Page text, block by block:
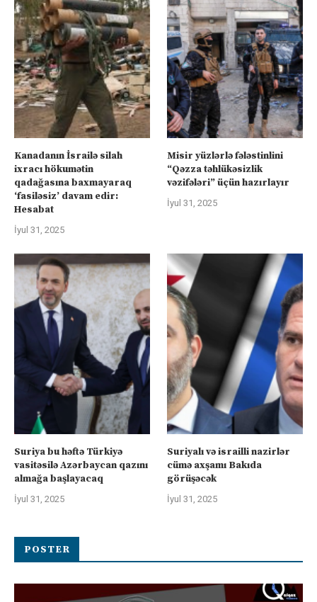
Kanadanın İsrailə silah
ixracı hökumətin
qadağasına baxmayaraq
‘fasiləsiz’ davam edir:
Hesabat
İyul 31, 2025
Misir yüzlərlə fələstinlini
“Qəzza təhlükəsizlik
vəzifələri” üçün hazırlayır
İyul 31, 2025
Suriya bu həftə Türkiyə
vasitəsilə Azərbaycan qazını
almağa başlayacaq
İyul 31, 2025
Suriyalı və israilli nazirlər
cümə axşamı Bakıda
görüşəcək
İyul 31, 2025
POSTER